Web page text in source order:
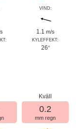
VIND:
1.1 m/s
KYLEFFEKT:
26°
Kväll
0.2
mm regn